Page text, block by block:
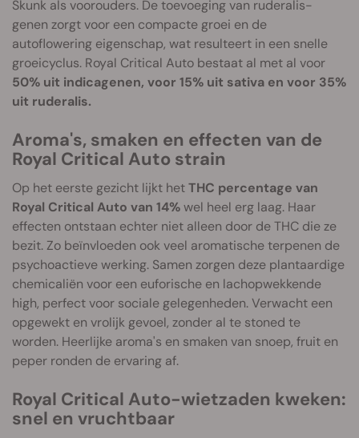
Skunk als voorouders. De toevoeging van ruderalis-
genen zorgt voor een compacte groei en de
autoflowering eigenschap, wat resulteert in een snelle
groeicyclus. Royal Critical Auto bestaat al met al voor
50% uit indicagenen, voor 15% uit sativa en voor 35%
uit ruderalis.
Aroma's, smaken en effecten van de
Royal Critical Auto strain
Op het eerste gezicht lijkt hetTHC percentage van
Royal Critical Auto van 14%wel heel erg laag. Haar
effecten ontstaan echter niet alleen door de THC die ze
bezit. Zo beïnvloeden ook veel aromatische terpenen de
psychoactieve werking. Samen zorgen deze plantaardige
chemicaliën voor een euforische en lachopwekkende
high, perfect voor sociale gelegenheden. Verwacht een
opgewekt en vrolijk gevoel, zonder al te stoned te
worden. Heerlijke aroma's en smaken van snoep, fruit en
peper ronden de ervaring af.
Royal Critical Auto-wietzaden kweken:
snel en vruchtbaar